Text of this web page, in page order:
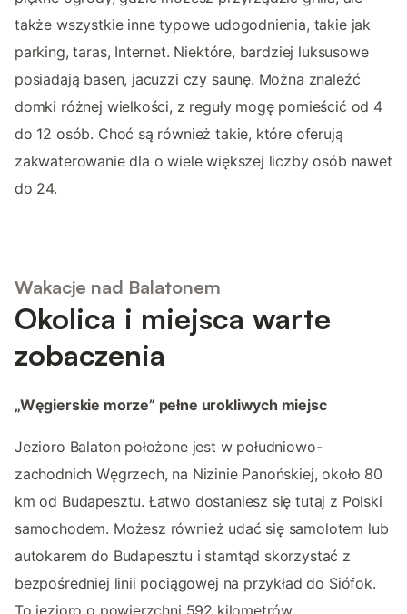
także wszystkie inne typowe udogodnienia, takie jak
parking, taras, Internet. Niektóre, bardziej luksusowe
posiadają basen, jacuzzi czy saunę. Można znaleźć
domki różnej wielkości, z reguły mogę pomieścić od 4
do 12 osób. Choć są również takie, które oferują
zakwaterowanie dla o wiele większej liczby osób nawet
do 24.
Wakacje nad Balatonem
Okolica i miejsca warte
zobaczenia
„Węgierskie morze” pełne urokliwych miejsc
Jezioro Balaton położone jest w południowo-
zachodnich Węgrzech, na Nizinie Panońskiej, około 80
km od Budapesztu. Łatwo dostaniesz się tutaj z Polski
samochodem. Możesz również udać się samolotem lub
autokarem do Budapesztu i stamtąd skorzystać z
bezpośredniej linii pociągowej na przykład do Siófok.